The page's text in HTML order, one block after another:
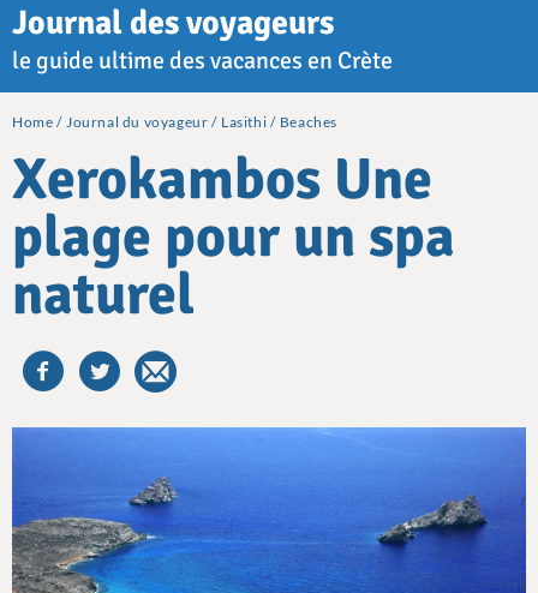
Journal des voyageurs
le guide ultime des vacances en Crète
Home Journal du voyageur Lasithi Beaches
Xerokambos Une
plage pour un spa
naturel